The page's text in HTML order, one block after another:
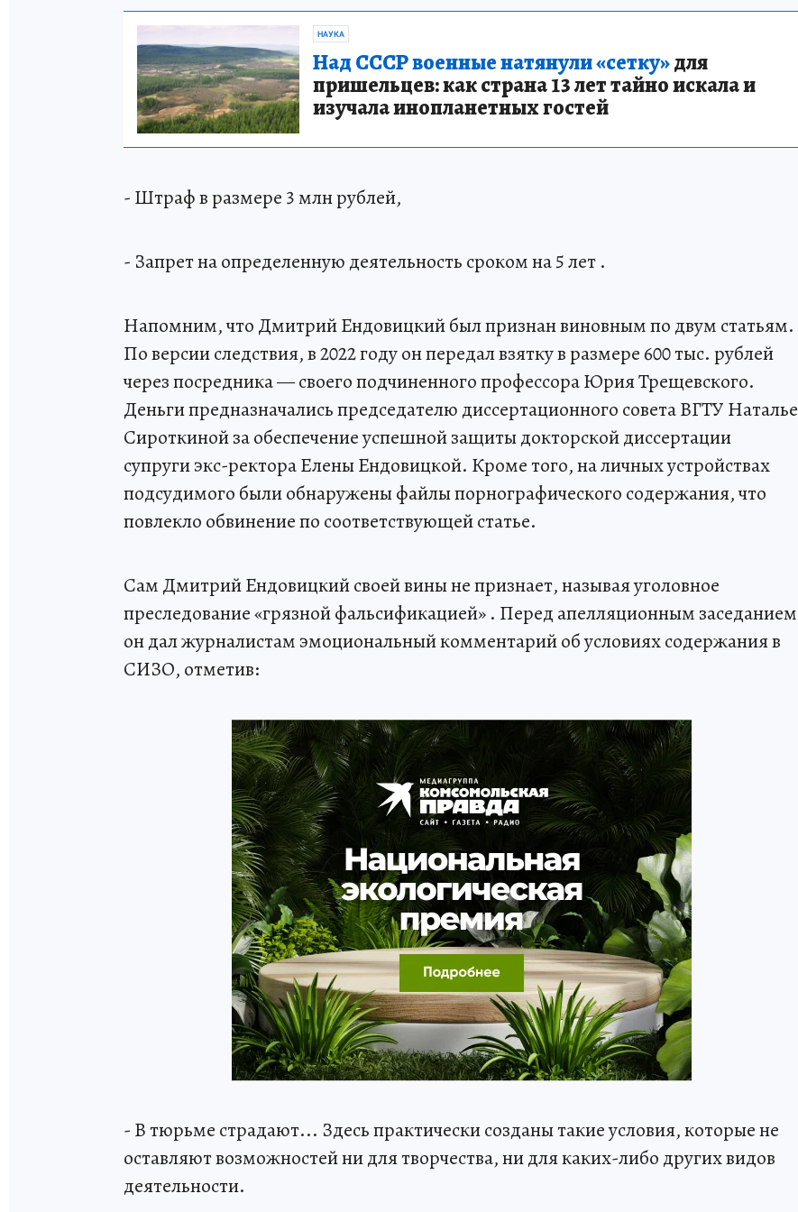
НАУКА
Над СССР военные натянули «сетку»для
пришельцев: как страна 13 лет тайно искала и
изучала инопланетных гостей
- Штраф в размере 3 млн рублей,
- Запрет на определенную деятельность сроком на 5 лет .
Напомним, что Дмитрий Ендовицкий был признан виновным по двум статьям.
По версии следствия, в 2022 году он передал взятку в размере 600 тыс. рублей
через посредника — своего подчиненного профессора Юрия Трещевского.
Деньги предназначались председателю диссертационного совета ВГТУ Наталье
Сироткиной за обеспечение успешной защиты докторской диссертации
супруги экс-ректора Елены Ендовицкой. Кроме того, на личных устройствах
подсудимого были обнаружены файлы порнографического содержания, что
повлекло обвинение по соответствующей статье.
Сам Дмитрий Ендовицкий своей вины не признает, называя уголовное
преследование «грязной фальсификацией» . Перед апелляционным заседанием
он дал журналистам эмоциональный комментарий об условиях содержания в
СИЗО, отметив:
- В тюрьме страдают... Здесь практически созданы такие условия, которые не
оставляют возможностей ни для творчества, ни для каких-либо других видов
деятельности.